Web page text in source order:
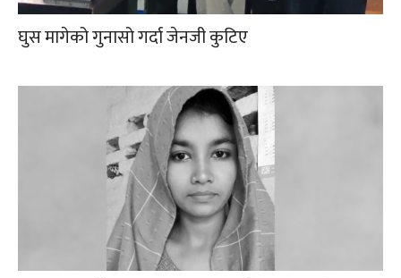
घुस मागेको गुनासो गर्दा जेनजी कुटिए